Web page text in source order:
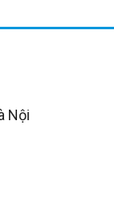
Nội